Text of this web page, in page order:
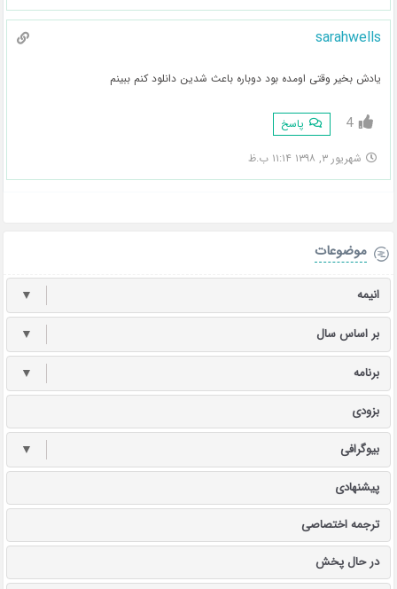
sarahwells
یادش بخیر وقتی اومده بود دوباره باعث شدین دانلود کنم ببینم
4 پاسخ
شهریور ۳, ۱۳۹۸ ۱۱:۱۴ ب.ظ
موضوعات
انیمه ▼
بر اساس سال ▼
برنامه ▼
بزودی
بیوگرافی ▼
پیشنهادی
ترجمه اختصاصی
در حال پخش